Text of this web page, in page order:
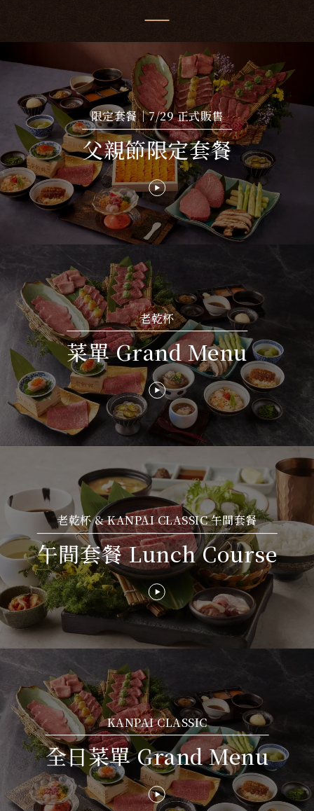
限定套餐｜7/29 正式販售
父親節限定套餐
老乾杯
菜單 Grand Menu
老乾杯 & KANPAI CLASSIC 午間套餐
午間套餐 Lunch Course
KANPAI CLASSIC
全日菜單 Grand Menu